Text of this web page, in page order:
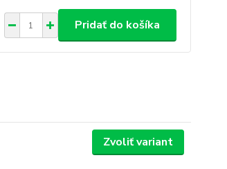
Pridať do košíka
Zvoliť variant